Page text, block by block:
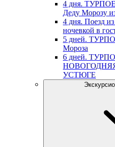
4 дня.
Деду Морозу
4 дня. Поезд
ночевкой в
5 дней.
Мороза
6 дней.
УСТЮГЕ